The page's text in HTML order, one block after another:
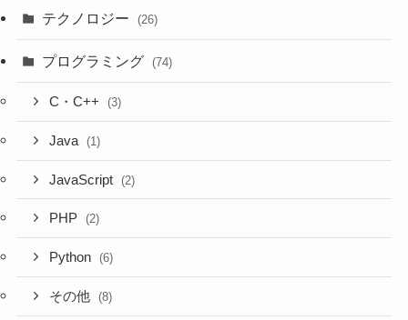
テクノロジー (26)
プログラミング (74)
C・C++ (3)
Java (1)
JavaScript (2)
PHP (2)
Python (6)
その他 (8)